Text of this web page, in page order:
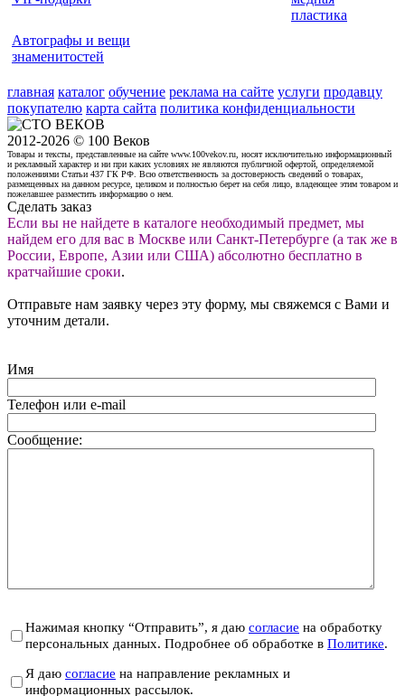
пластика
Автографы и вещи
знаменитостей
главная каталог обучение реклама на сайте услуги продавцу
покупателю карта сайта политика конфиденциальности
2012-2026 © 100 Веков
Товары и тексты, представленные на сайте www.100vekov.ru, носят исключительно информационный
и рекламный характер и ни при каких условиях не являются публичной офертой, определяемой
положениями Статьи 437 ГК РФ. Всю ответственность за достоверность сведений о товарах,
размещенных на данном ресурсе, целиком и полностью берет на себя лицо, владеющее этим товаром и
пожелавшее разместить информацию о нем.
Сделать заказ
Если вы не найдете в каталоге необходимый предмет, мы
найдем его для вас в Москве или Санкт-Петербурге (а так же в
России, Европе, Азии или США) абсолютно бесплатно в
кратчайшие сроки.
Отправьте нам заявку через эту форму, мы свяжемся с Вами и
уточним детали.
Имя
Телефон или e-mail
Сообщение:
Нажимая кнопку “Отправить”, я даю согласие на обработку
персональных данных. Подробнее об обработке в Политике.
Я даю согласие на направление рекламных и
информационных рассылок.